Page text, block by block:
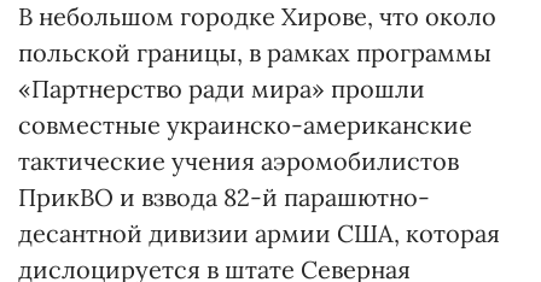
В небольшом городке Хирове, что около
польской границы, в рамках программы
«Партнерство ради мира» прошли
совместные украинско-американские
тактические учения аэромобилистов
ПрикВО и взвода 82-й парашютно-
десантной дивизии армии США, которая
дислоцируется в штате Северная